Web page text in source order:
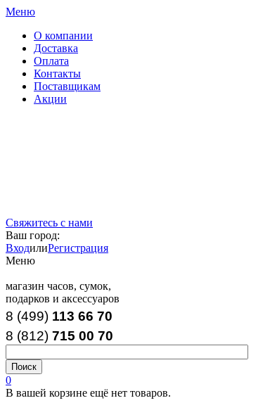
Меню
О компании
Доставка
Оплата
Контакты
Поставщикам
Акции
Свяжитесь с нами
Ваш город:
ВходилиРегистрация
Меню
магазин часов, сумок,
подарков и аксессуаров
8 (499) 113 66 70
8 (812) 715 00 70
0
В вашей корзине ещё нет товаров.